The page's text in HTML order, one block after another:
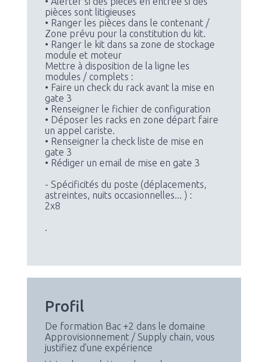
pièces sont litigieuses
• Ranger les pièces dans le contenant /
Zone prévu pour la constitution du kit.
• Ranger le kit dans sa zone de stockage
module et moteur
Mettre à disposition de la ligne les
modules / complets :
• Faire un check du rack avant la mise en
gate 3
• Renseigner le fichier de configuration
• Déposer les racks en zone départ faire
un appel cariste.
• Renseigner la check liste de mise en
gate 3
• Rédiger un email de mise en gate 3
- Spécificités du poste (déplacements,
astreintes, nuits occasionnelles... ) :
2x8
.
Profil
De formation Bac +2 dans le domaine
Approvisionnement / Supply chain, vous
justifiez d'une expérience